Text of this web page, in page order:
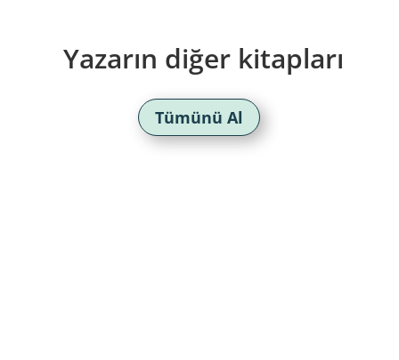
Yazarın diğer kitapları
Tümünü Al